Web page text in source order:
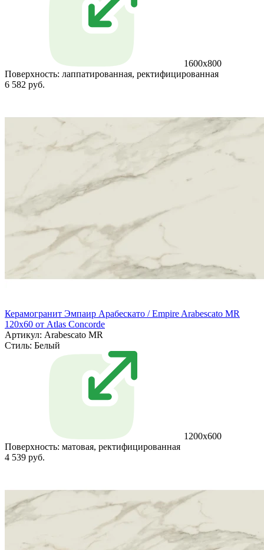
1600x800
Поверхность: лаппатированная, ректифицированная
6 582 руб.
Керамогранит Эмпаир Арабескато / Empire Arabescato MR
120x60 от Atlas Concorde
Артикул: Arabescato MR
Стиль: Белый
1200x600
Поверхность: матовая, ректифицированная
4 539 руб.